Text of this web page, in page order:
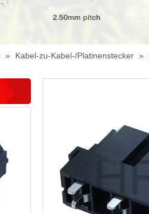
» Kabel-zu-Kabel-/Platinenstecker »